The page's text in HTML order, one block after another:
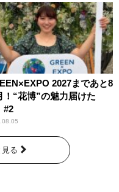
2027まであと8
！“花博”の魅力届けた
#2
る